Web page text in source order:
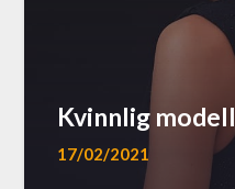
Kvinnlig modell
17/02/2021